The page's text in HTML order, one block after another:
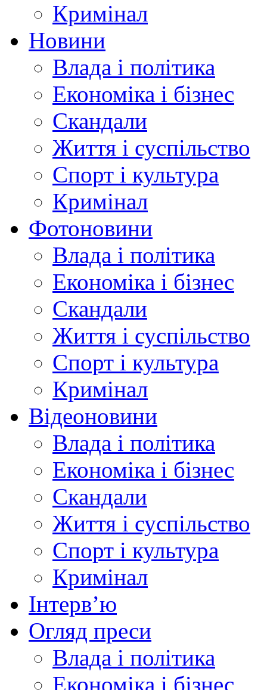
Кримінал
Новини
Влада і політика
Економіка і бізнес
Скандали
Життя і суспільство
Спорт і культура
Кримінал
Фотоновини
Влада і політика
Економіка і бізнес
Скандали
Життя і суспільство
Спорт і культура
Кримінал
Відеоновини
Влада і політика
Економіка і бізнес
Скандали
Життя і суспільство
Спорт і культура
Кримінал
Інтерв’ю
Огляд преси
Влада і політика
Економіка і бізнес